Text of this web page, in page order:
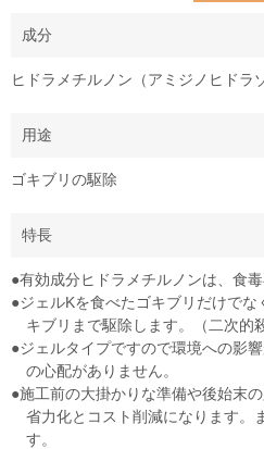
成分
ヒドラメチルノン（アミジノヒドラ
用途
ゴキブリの駆除
特長
●有効成分ヒドラメチルノンは、食
●ジェルKを食べたゴキブリだけで
キブリまで駆除します。（二次的
●ジェルタイプですので環境への影
の心配がありません。
●施工前の大掛かりな準備や後始末
省力化とコスト削減になります。
す。